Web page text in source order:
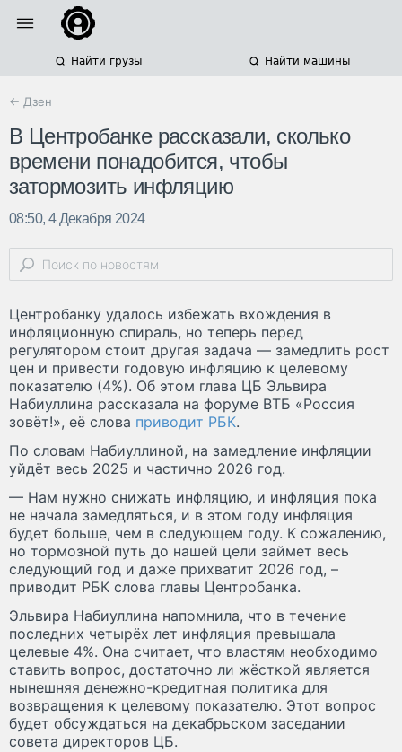
Найти грузы Найти машины
← Дзен
В Центробанке рассказали, сколько
времени понадобится, чтобы
затормозить инфляцию
08:50, 4 Декабря 2024
Центробанку удалось избежать вхождения в
инфляционную спираль, но теперь перед
регулятором стоит другая задача — замедлить рост
цен и привести годовую инфляцию к целевому
показателю (4%). Об этом глава ЦБ Эльвира
Набиуллина рассказала на форуме ВТБ «Россия
зовёт!», её слова приводит РБК.
По словам Набиуллиной, на замедление инфляции
уйдёт весь 2025 и частично 2026 год.
— Нам нужно снижать инфляцию, и инфляция пока
не начала замедляться, и в этом году инфляция
будет больше, чем в следующем году. К сожалению,
но тормозной путь до нашей цели займет весь
следующий год и даже прихватит 2026 год, –
приводит РБК слова главы Центробанка.
Эльвира Набиуллина напомнила, что в течение
последних четырёх лет инфляция превышала
целевые 4%. Она считает, что властям необходимо
ставить вопрос, достаточно ли жёсткой является
нынешняя денежно-кредитная политика для
возвращения к целевому показателю. Этот вопрос
будет обсуждаться на декабрьском заседании
совета директоров ЦБ.